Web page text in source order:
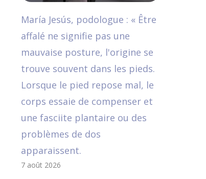
María Jesús, podologue : « Être
affalé ne signifie pas une
mauvaise posture, l'origine se
trouve souvent dans les pieds.
Lorsque le pied repose mal, le
corps essaie de compenser et
une fasciite plantaire ou des
problèmes de dos
apparaissent.
7 août 2026